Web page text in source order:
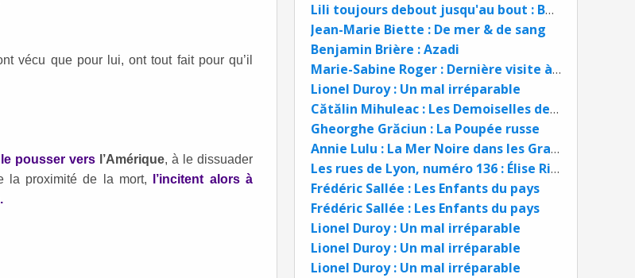
Lili toujours debout jusqu'au bout : Boris Golzio et Lili Keller Rosenberg BD
Jean-Marie Biette : De mer & de sang
Benjamin Brière : Azadi
Marie-Sabine Roger : Dernière visite à ma mère
Lionel Duroy : Un mal irréparable
Cătălin Mihuleac : Les Demoiselles de Fontaine
Gheorghe Grăciun : La Poupée russe
Annie Lulu : La Mer Noire dans les Grands Lacs
Les rues de Lyon, numéro 136 : Élise Rivet, religieuse résistante
Frédéric Sallée : Les Enfants du pays
Frédéric Sallée : Les Enfants du pays
Lionel Duroy : Un mal irréparable
Lionel Duroy : Un mal irréparable
Lionel Duroy : Un mal irréparable
vécu que pour lui, ont tout fait pour qu’il
pousser vers l’Amérique, à le dissuader
la proximité de la mort,
l’incitent alors à